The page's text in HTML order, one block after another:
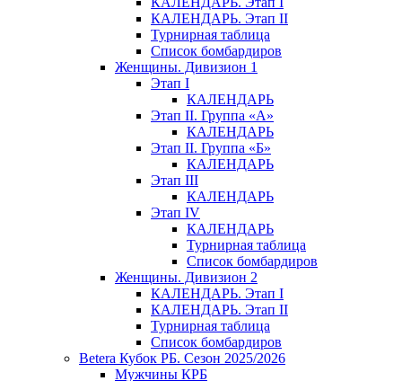
КАЛЕНДАРЬ. Этап II
Турнирная таблица
Список бомбардиров
Женщины. Дивизион 1
Этап I
КАЛЕНДАРЬ
Этап II. Группа «А»
КАЛЕНДАРЬ
Этап II. Группа «Б»
КАЛЕНДАРЬ
Этап III
КАЛЕНДАРЬ
Этап IV
КАЛЕНДАРЬ
Турнирная таблица
Список бомбардиров
Женщины. Дивизион 2
КАЛЕНДАРЬ. Этап I
КАЛЕНДАРЬ. Этап II
Турнирная таблица
Список бомбардиров
Betera Кубок РБ. Сезон 2025/2026
Мужчины КРБ